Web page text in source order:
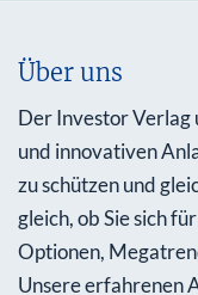
Über uns
Der Investor Verlag
und innovativen
zu schützen und
gleich, ob Sie sich
Optionen,
Unsere erfahrenen